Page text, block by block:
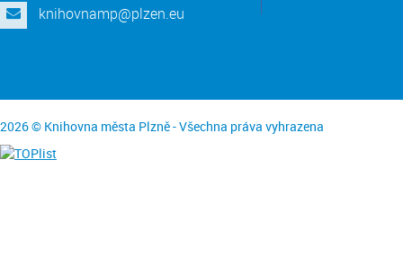
knihovnamp@plzen.eu
2026 © Knihovna města Plzně - Všechna práva vyhrazena